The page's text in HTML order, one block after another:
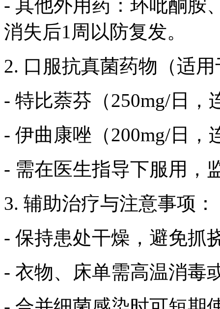
- 其他外用药：环吡酮胺
消失后1周以防复发。
2. 口服抗真菌药物（适
- 特比萘芬（250mg/日，
- 伊曲康唑（200mg/日，
- 需在医生指导下服用，
3. 辅助治疗与注意事项：
- 保持患处干燥，避免抓
- 衣物、床单需高温消毒